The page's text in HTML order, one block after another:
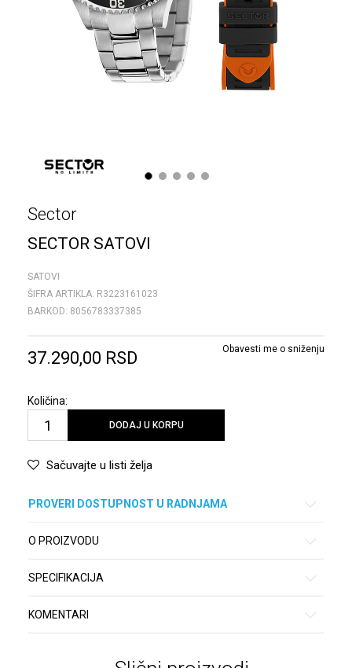
1 2 3 4 5
Sector
SECTOR SATOVI
SATOVI
ŠIFRA ARTIKLA: R3223161023
BARKOD: 8056783337385
37.290,00 RSD Obavesti me o sniženju
Količina:
DODAJ U KORPU
Sačuvajte u listi želja
PROVERI DOSTUPNOST U RADNJAMA
O PROIZVODU
SPECIFIKACIJA
KOMENTARI